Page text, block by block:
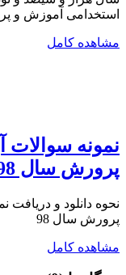
استخدامی آموزش و
مشاهده کامل
نمونه
پرورش سال 98
نحوه دانلود و
پرورش سال 98
مشاهده کامل